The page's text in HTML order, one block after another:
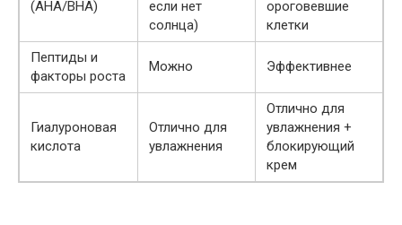
(AHA/BHA)
если нет
солнца)
ороговевшие
клетки
Пептиды и
факторы роста
Можно Эффективнее
Гиалуроновая
кислота
Отлично для
увлажнения
Отлично для
увлажнения +
блокирующий
крем